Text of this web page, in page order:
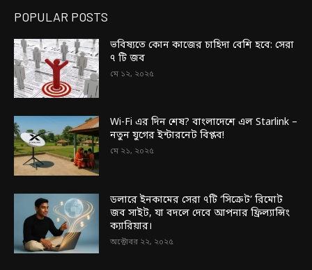
POPULAR POSTS
ভবিষ্যতে কোন কাজের চাহিদা বেশি হবে: সেরা
৭ টি জব
মে ১২, ২০২৫
Wi-Fi এর দিন শেষ? বাংলাদেশে এল Starlink –
নতুন যুগের ইন্টারনেট বিপ্লব!
মে ২১, ২০২৫
ডলারে ইনকামের সেরা ৭টি ‘সিক্রেট’ রিমোট
জব সাইট, যা বদলে দেবে আপনার ফ্রিল্যান্সিং
ক্যারিয়ার।
অক্টোবর ২২, ২০২৫